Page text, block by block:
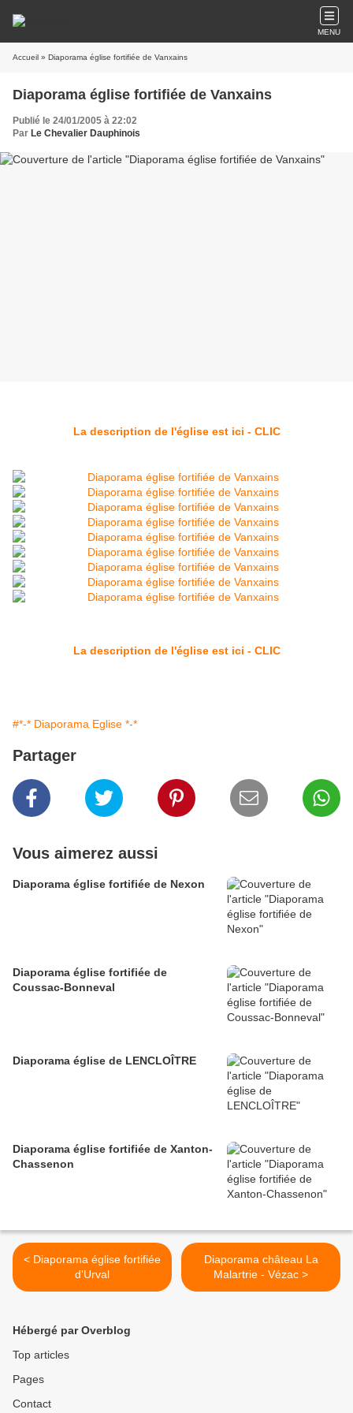
MENU
Accueil » Diaporama église fortifiée de Vanxains
Diaporama église fortifiée de Vanxains
Publié le 24/01/2005 à 22:02
Par Le Chevalier Dauphinois
La description de l'église est ici - CLIC
La description de l'église est ici - CLIC
#*-* Diaporama Eglise *-*
Partager
Vous aimerez aussi
Diaporama église fortifiée de Nexon
Diaporama église fortifiée de
Coussac-Bonneval
Diaporama église de LENCLOÎTRE
Diaporama église fortifiée de Xanton-
Chassenon
< Diaporama église fortifiée
d'Urval
Diaporama château La
Malartrie - Vézac >
Hébergé par Overblog
Top articles
Pages
Contact